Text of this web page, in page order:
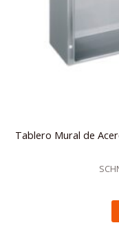
Tablero Mural de